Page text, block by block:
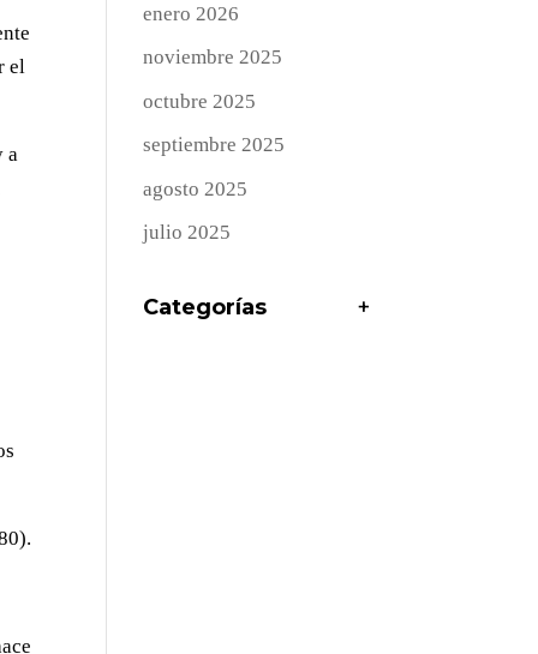
el
a
enero 2026
noviembre 2025
octubre 2025
septiembre 2025
agosto 2025
julio 2025
Categorías +